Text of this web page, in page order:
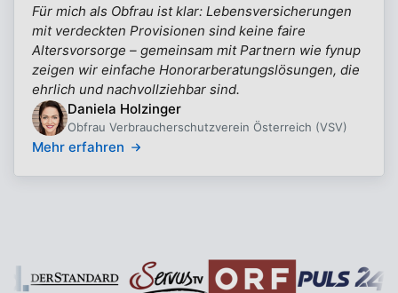
Für mich als Obfrau ist klar: Lebensversicherungen
mit verdeckten Provisionen sind keine faire
Altersvorsorge – gemeinsam mit Partnern wie fynup
zeigen wir einfache Honorarberatungslösungen, die
ehrlich und nachvollziehbar sind.
Daniela Holzinger
Obfrau Verbraucherschutzverein Österreich (VSV)
Mehr erfahren